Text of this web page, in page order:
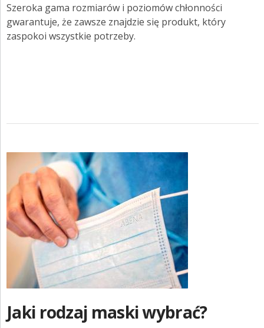
Szeroka gama rozmiarów i poziomów chłonności
gwarantuje, że zawsze znajdzie się produkt, który
zaspokoi wszystkie potrzeby.
Jaki rodzaj maski wybrać?